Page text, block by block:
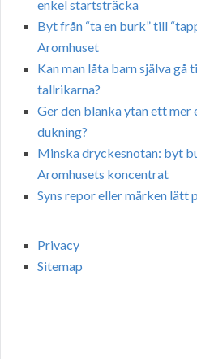
enkel startsträcka
Byt från “ta en burk” till
Aromhuset
Kan man låta barn själva gå
tallrikarna?
Ger den blanka ytan ett
dukning?
Minska dryckesnotan: byt
Aromhusets koncentrat
Syns repor eller märken lätt
Privacy
Sitemap